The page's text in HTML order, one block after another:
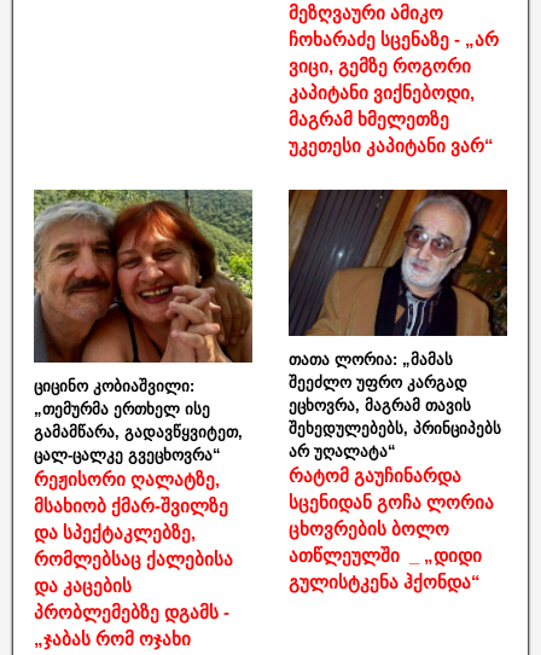
მეზღვაური ამიკო
ჩოხარაძე სცენაზე - „არ
ვიცი, გემზე როგორი
კაპიტანი ვიქნებოდი,
მაგრამ ხმელეთზე
უკეთესი კაპიტანი ვარ“
ციცინო კობიაშვილი:
„თემურმა ერთხელ ისე
გამამწარა, გადავწყვიტეთ,
ცალ-ცალკე გვეცხოვრა“
რეჟისორი ღალატზე,
მსახიობ ქმარ-შვილზე
და სპექტაკლებზე,
რომლებსაც ქალებისა
და კაცების
პრობლემებზე დგამს -
„ჯაბას რომ ოჯახი
თათა ლორია: „მამას
შეეძლო უფრო კარგად
ეცხოვრა, მაგრამ თავის
შეხედულებებს, პრინციპებს
არ უღალატა“
რატომ გაუჩინარდა
სცენიდან გოჩა ლორია
ცხოვრების ბოლო
ათწლეულში _ „დიდი
გულისტკენა ჰქონდა“